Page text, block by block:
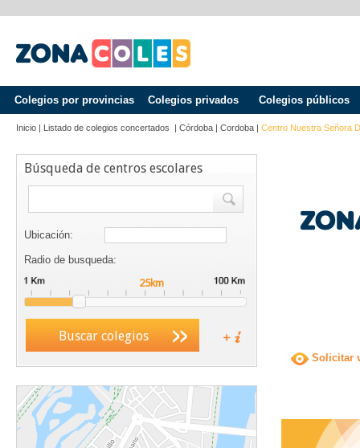
Colegios por provincias Colegios privados Colegios públicos
Inicio | Listado de colegios concertados | Córdoba | Cordoba | Centro Nuestra Señora
Búsqueda de centros escolares
Ubicación:
Radio de busqueda:
Buscar colegios
Solicitar